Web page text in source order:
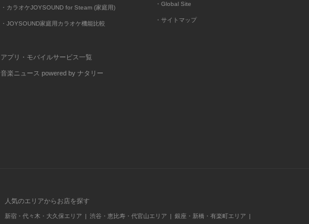
・カラオケJOYSOUND for Steam (家庭用)
・JOYSOUND家庭用カラオケ機能比較
アプリ・モバイルサービス一覧
音楽ニュース powered by ナタリー
・Global Site
・サイトマップ
人気のエリアからお店を探す
新宿・代々木・大久保エリア 渋谷・恵比寿・代官山エリア 銀座・新橋・有楽町エリア